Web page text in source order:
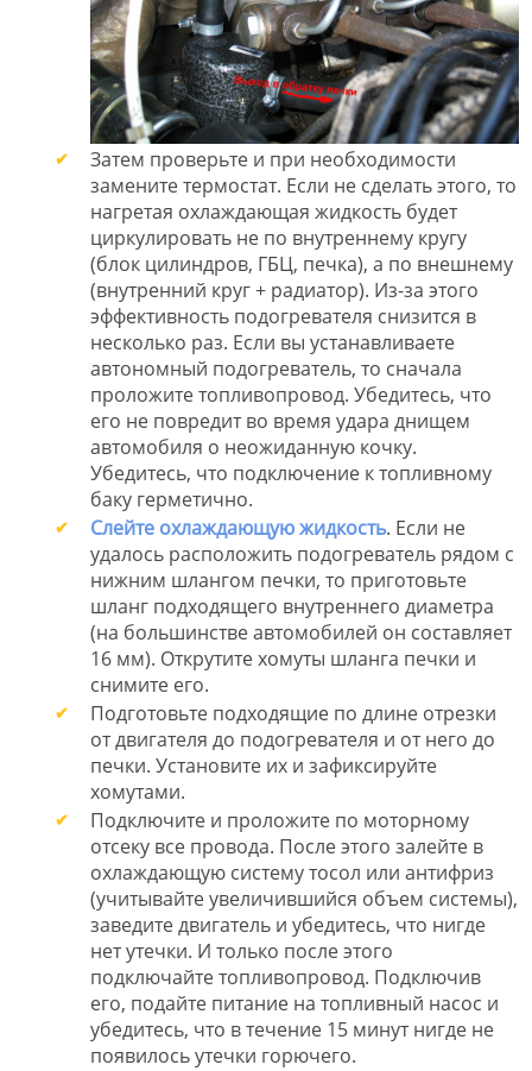
Затем проверьте и при необходимости
замените термостат. Если не сделать этого, то
нагретая охлаждающая жидкость будет
циркулировать не по внутреннему кругу
(блок цилиндров, ГБЦ, печка), а по внешнему
(внутренний круг + радиатор). Из-за этого
эффективность подогревателя снизится в
несколько раз. Если вы устанавливаете
автономный подогреватель, то сначала
проложите топливопровод. Убедитесь, что
его не повредит во время удара днищем
автомобиля о неожиданную кочку.
Убедитесь, что подключение к топливному
баку герметично.
Слейте охлаждающую жидкость. Если не
удалось расположить подогреватель рядом с
нижним шлангом печки, то приготовьте
шланг подходящего внутреннего диаметра
(на большинстве автомобилей он составляет
16 мм). Открутите хомуты шланга печки и
снимите его.
Подготовьте подходящие по длине отрезки
от двигателя до подогревателя и от него до
печки. Установите их и зафиксируйте
хомутами.
Подключите и проложите по моторному
отсеку все провода. После этого залейте в
охлаждающую систему тосол или антифриз
(учитывайте увеличившийся объем системы),
заведите двигатель и убедитесь, что нигде
нет утечки. И только после этого
подключайте топливопровод. Подключив
его, подайте питание на топливный насос и
убедитесь, что в течение 15 минут нигде не
появилось утечки горючего.